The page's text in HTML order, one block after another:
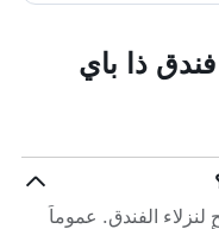
ذا باي
الفندق. عموماً